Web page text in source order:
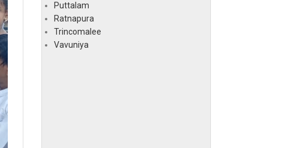
Puttalam
Ratnapura
Trincomalee
Vavuniya